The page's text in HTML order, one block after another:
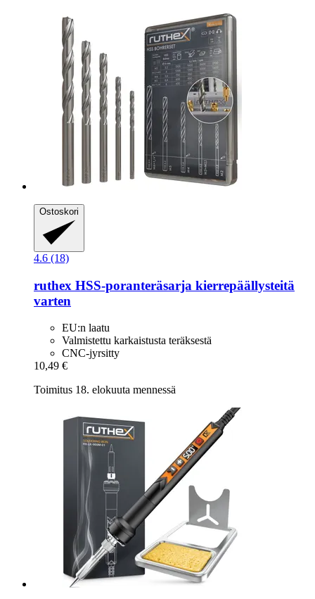
Ostoskori
4.6 (18)
ruthex HSS-​poranteräsarja kierrepäällysteitä
varten
EU:n laatu
Valmistettu karkaistusta teräksestä
CNC-jyrsitty
10,49 €
Toimitus 18. elokuuta mennessä